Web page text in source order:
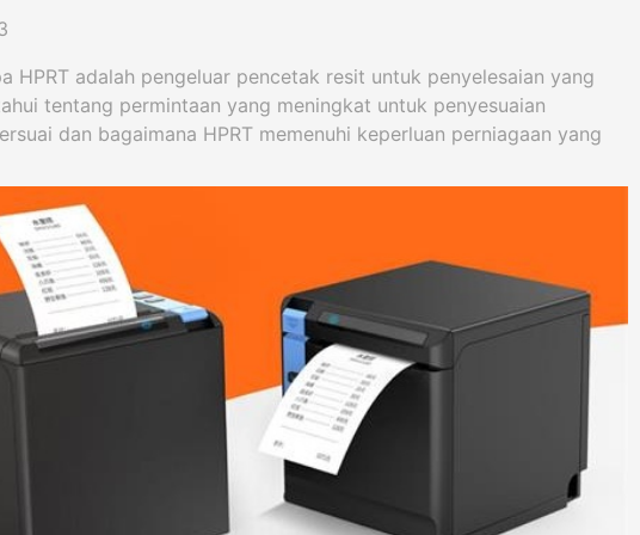
HPRT adalah pengeluar pencetak resit untuk penyelesaian yang
tentang permintaan yang meningkat untuk penyesuaian
dan bagaimana HPRT memenuhi keperluan perniagaan yang